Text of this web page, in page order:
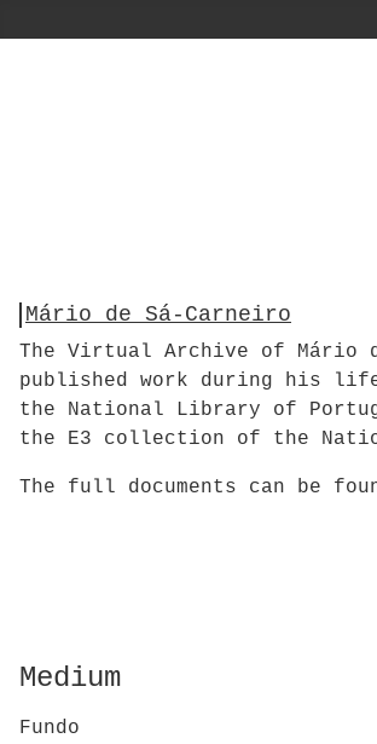
Mário de Sá-Carneiro
The Virtual Archive of Mário
published work during his
the National Library of
the E3 collection of the
The full documents can be
Medium
Fundo